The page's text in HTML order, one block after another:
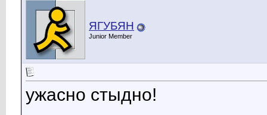
ЯГУБЯН
Junior Member
ужасно стыдно!